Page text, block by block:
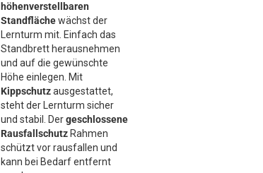
höhenverstellbaren
Standflächewächst der
Lernturm mit. Einfach das
Standbrett herausnehmen
und auf die gewünschte
Höhe einlegen. Mit
Kippschutzausgestattet,
steht der Lernturm sicher
und stabil. Dergeschlossene
Rausfallschutz Rahmen
schützt vor rausfallen und
kann bei Bedarf entfernt